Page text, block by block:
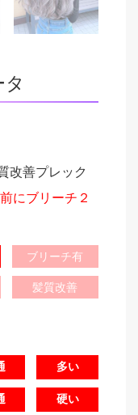
改善プレック
にブリーチ２
ブリーチ有
髪質改善
多い
硬い